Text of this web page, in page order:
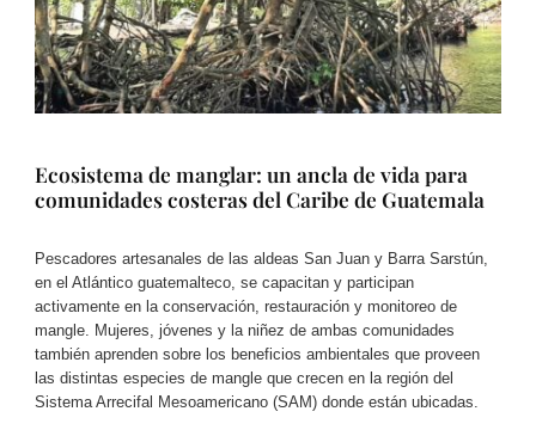
Ecosistema de manglar: un ancla de vida para
comunidades costeras del Caribe de Guatemala
Pescadores artesanales de las aldeas San Juan y Barra Sarstún,
en el Atlántico guatemalteco, se capacitan y participan
activamente en la conservación, restauración y monitoreo de
mangle. Mujeres, jóvenes y la niñez de ambas comunidades
también aprenden sobre los beneficios ambientales que proveen
las distintas especies de mangle que crecen en la región del
Sistema Arrecifal Mesoamericano (SAM) donde están ubicadas.